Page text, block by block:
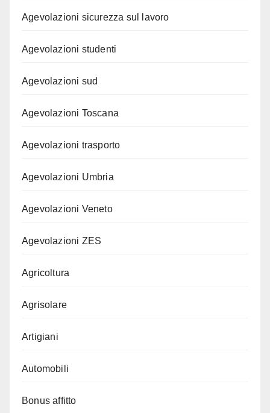
Agevolazioni sicurezza sul lavoro
Agevolazioni studenti
Agevolazioni sud
Agevolazioni Toscana
Agevolazioni trasporto
Agevolazioni Umbria
Agevolazioni Veneto
Agevolazioni ZES
Agricoltura
Agrisolare
Artigiani
Automobili
Bonus affitto